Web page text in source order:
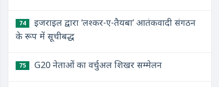
74
इजराइल द्वारा ‘लश्कर-ए-तैयबा’ आतंकवादी संगठन
के रूप में सूचीबद्ध
75 G20 नेताओं का वर्चुअल शिखर सम्मेलन